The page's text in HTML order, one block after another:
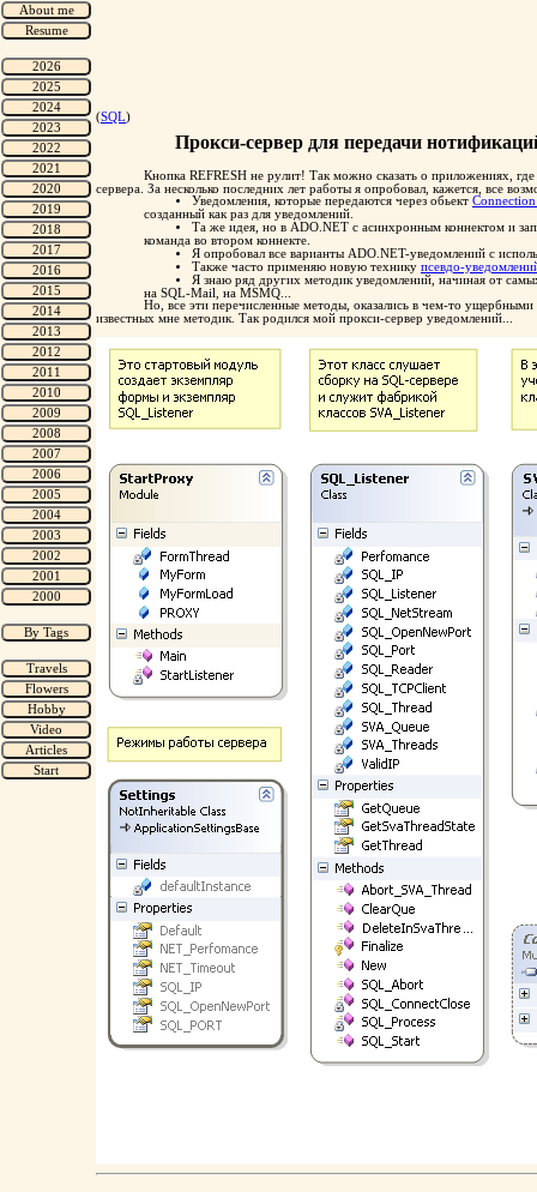
(SQL)
Прокси-сервер для передачи
Кнопка REFRESH не рулит! Так можно сказать о приложениях,
сервера. За несколько последних лет работы я опробовал, кажется, все
Уведомления, которые передаются через обьект
созданный как раз для уведомлений.
Та же идея, но в ADO.NET с асинхронным коннектом и
команда во втором коннекте.
Я опробовал все варианты ADO.NET-уведомлений с
Также часто применяю новую технику псевдо-
Я знаю ряд других методик уведомлений, начиная от
на SQL-Mail, на MSMQ...
Но, все эти перечисленные методы, оказались в чем-то
известных мне методик. Так родился мой прокси-сервер уведомлений...